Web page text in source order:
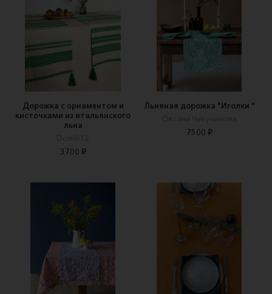
Дорожка с орнаментом и
кисточками из итальянского
льна
Dom812
3700 ₽
Льняная дорожка "Иголки "
Оксана Чекучинова
7500 ₽